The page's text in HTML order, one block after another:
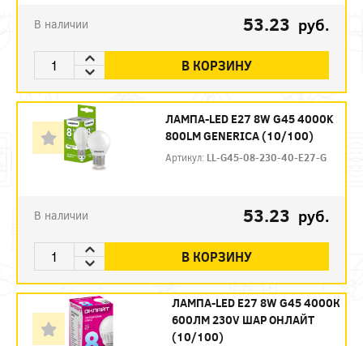
В наличии 53.23 руб.
В КОРЗИНУ
ЛАМПА-LED E27 8W G45 4000K
800LM GENERICA (10/100)
Артикул: LL-G45-08-230-40-E27-G
В наличии 53.23 руб.
В КОРЗИНУ
ЛАМПА-LED E27 8W G45 4000К
600ЛМ 230V ШАР ОНЛАЙТ
(10/100)